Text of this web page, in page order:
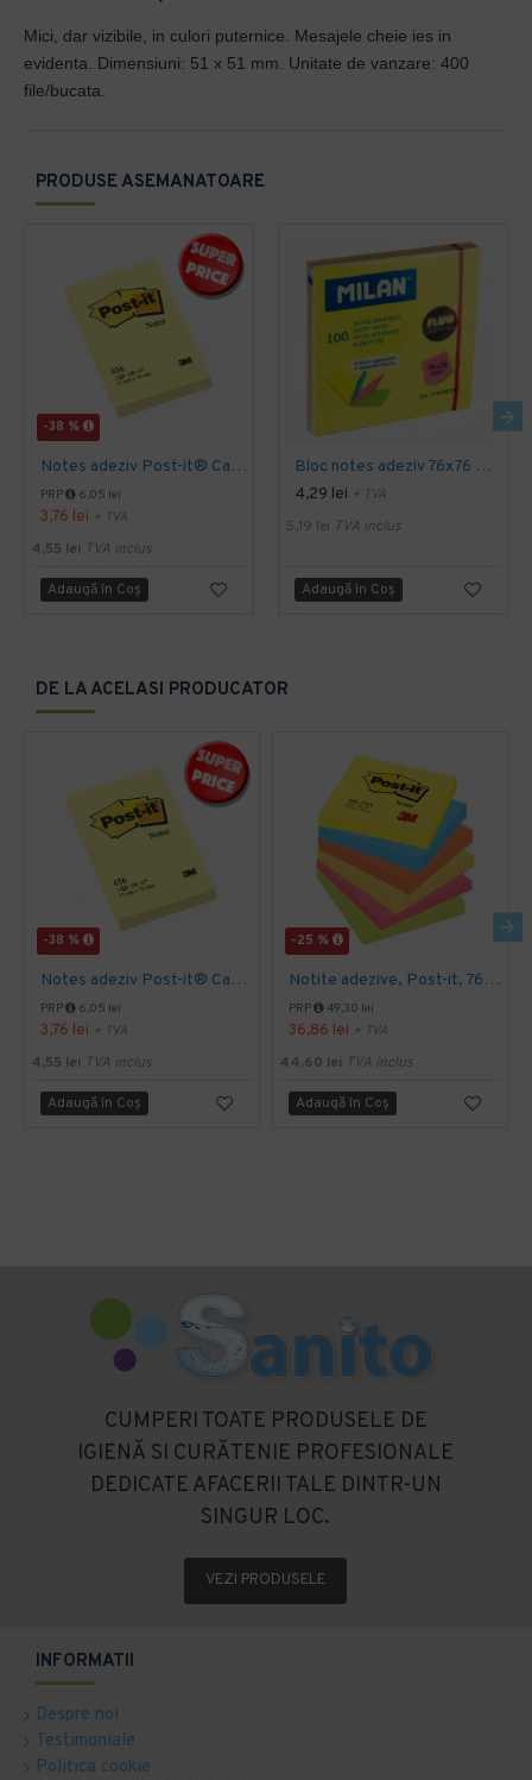
PRODUSE ASEMANATOARE
-38 %
Notes adeziv Post-it® Canary Yellow™ 51 x 76 mm
PRP 6,05 lei
3,76 lei + TVA
4,55 lei TVA inclus
Adaugă în Coş
Bloc notes adeziv 76x76 4 culori asortate fluo milan
4,29 lei + TVA
5,19 lei TVA inclus
Adaugă în Coş
DE LA ACELASI PRODUCATOR
-38 %
Notes adeziv Post-it® Canary Yellow™ 51 x 76 mm
PRP 6,05 lei
3,76 lei + TVA
4,55 lei TVA inclus
Adaugă în Coş
-25 %
Notite adezive, Post-it, 76 x 76 mm, multicolor, neon, 100 file, 6 bucati/set
PRP 49,30 lei
36,86 lei + TVA
44,60 lei TVA inclus
Adaugă în Coş
Mici, dar vizibile, in culori puternice. Mesajele cheie ies in
evidenta. Dimensiuni: 51 x 51 mm. Unitate de vanzare: 400
file/bucata.
CUMPERI TOATE PRODUSELE DE
IGIENĂ SI CURĂTENIE PROFESIONALE
DEDICATE AFACERII TALE DINTR-UN
SINGUR LOC.
VEZI PRODUSELE
INFORMATII
Despre noi
Testimoniale
Politica cookie